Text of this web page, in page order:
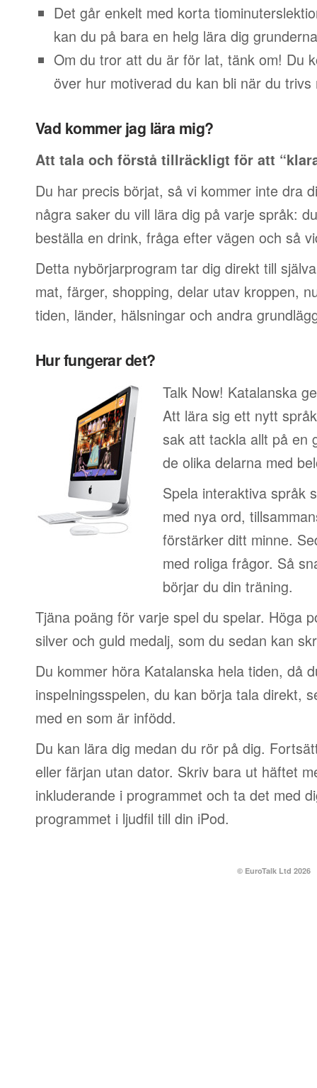
Det går enkelt med korta
kan du på bara en helg lära dig
Om du tror att du är för lat, tänk om! Du
över hur motiverad du kan bli när du trivs
Vad kommer jag lära mig?
Att tala och förstå tillräckligt för att
Du har precis börjat, så vi kommer inte dra
några saker du vill lära dig på varje språk: du
beställa en drink, fråga efter vägen och så
Detta nybörjarprogram tar dig direkt till
mat, färger, shopping, delar utav kroppen,
tiden, länder, hälsningar och andra
Hur fungerar det?
Talk Now! Katalanska
Att lära sig ett nytt
sak att tackla allt på en
de olika delarna med
Spela interaktiva språk
med nya ord,
förstärker ditt minne.
med roliga frågor. Så
börjar du din träning.
Tjäna poäng för varje spel du spelar. Höga
silver och guld medalj, som du sedan kan
Du kommer höra Katalanska hela tiden, då
inspelningsspelen, du kan börja tala direkt,
med en som är infödd.
Du kan lära dig medan du rör på dig.
eller färjan utan dator. Skriv bara ut häftet
inkluderande i programmet och ta det med
programmet i ljudfil till din iPod.
© EuroTalk Ltd 2026